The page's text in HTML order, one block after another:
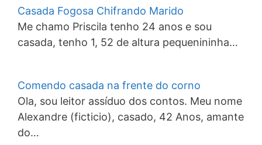
Casada Fogosa Chifrando Marido
Me chamo Priscila tenho 24 anos e sou
casada, tenho 1, 52 de altura pequenininha…
Comendo casada na frente do corno
Ola, sou leitor assíduo dos contos. Meu nome
Alexandre (ficticio), casado, 42 Anos, amante
do…